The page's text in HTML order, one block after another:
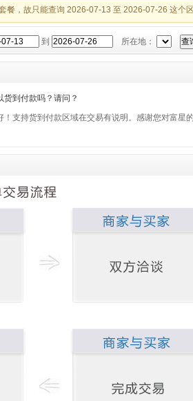
餐，故只能查询 2026-07-13 至 2026-07-26 这个
到 所在地：
货到付款吗？请问？
！支持货到付款区域在交易有说明。感谢您对富星